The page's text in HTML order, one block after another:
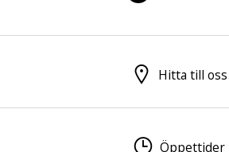
Hitta till oss
Öppettider